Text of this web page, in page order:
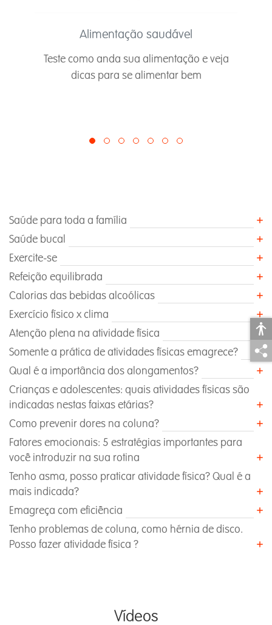
Alimentação saudável
Teste como anda sua alimentação e veja
dicas para se alimentar bem
Saúde para toda a família
Saúde bucal
Exercite-se
Refeição equilibrada
Calorias das bebidas alcoólicas
Exercício físico x clima
Atenção plena na atividade física
Somente a prática de atividades físicas emagrece?
Qual é a importância dos alongamentos?
Crianças e adolescentes: quais atividades físicas são
indicadas nestas faixas etárias?
Como prevenir dores na coluna?
Fatores emocionais: 5 estratégias importantes para
você introduzir na sua rotina
Tenho asma, posso praticar atividade física? Qual é a
mais indicada?
Emagreça com eficiência
Tenho problemas de coluna, como hérnia de disco.
Posso fazer atividade física ?
Vídeos